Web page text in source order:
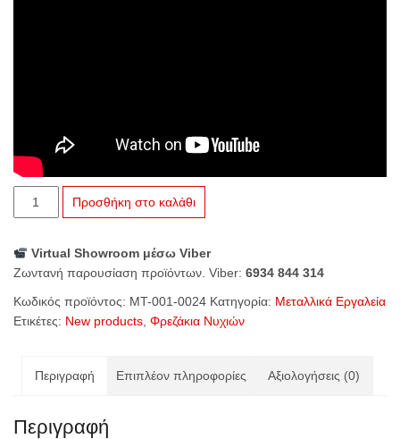
Εσκαφέας
Ονυχοπλαστικής
Προσθήκη στο καλάθι
Virtual Showroom μέσω Viber
Ζωντανή παρουσίαση προϊόντων. Viber: 6934 844 314
Κωδικός προϊόντος: MT-001-0024 Κατηγορία: Μεταλλικά Εργαλεία
Ετικέτες: New products Φρεζάκια Νυχιών
Περιγραφή Επιπλέον πληροφορίες Αξιολογήσεις (0)
Περιγραφή